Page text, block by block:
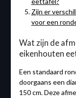
Zijn er
voor een
Wat zijn de
eikenhouten
Een standaard
doorgaans een
150 cm. Deze